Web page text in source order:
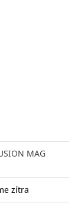
MAG
zítra